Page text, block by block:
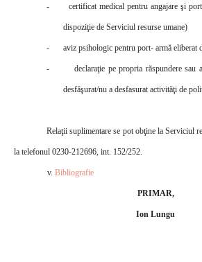
- certificat medical pentru angajare şi
dispoziţie de Serviciul resurse umane)
- aviz psihologic pentru port- armă eliberat
- declaraţie pe propria răspundere sau
desfăşurat/nu a desfasurat activităţi de
Relaţii suplimentare se pot obţine la Serviciul
la telefonul 0230-212696, int. 152/252.
v. Bibliografie
PRIMAR,
Ion Lungu